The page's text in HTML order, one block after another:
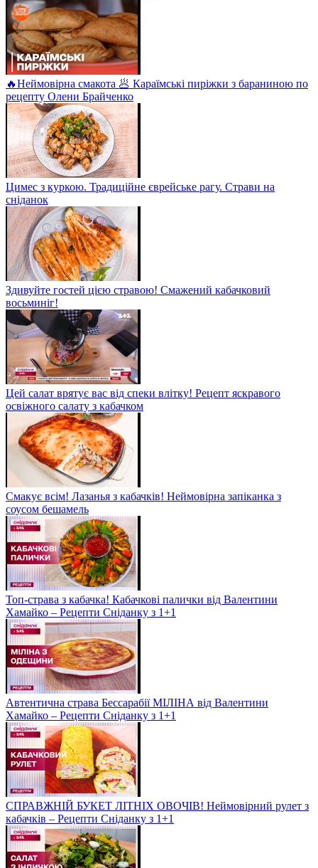
🔥Неймовірна смакота 🥟 Караїмські пиріжки з бараниною по
рецепту Олени Брайченко
Цимес з куркою. Традиційне єврейське рагу. Страви на
сніданок
Здивуйте гостей цією стравою! Смажений кабачковий
восьминіг!
Цей салат врятує вас від спеки влітку! Рецепт яскравого
освіжного салату з кабачком
Смакує всім! Лазанья з кабачків! Неймовірна запіканка з
соусом бешамель
Топ-страва з кабачка! Кабачкові палички від Валентини
Хамайко – Рецепти Сніданку з 1+1
Автентична страва Бессарабії МІЛІНА від Валентини
Хамайко – Рецепти Сніданку з 1+1
СПРАВЖНІЙ БУКЕТ ЛІТНІХ ОВОЧІВ! Неймовірний рулет з
кабачків – Рецепти Сніданку з 1+1